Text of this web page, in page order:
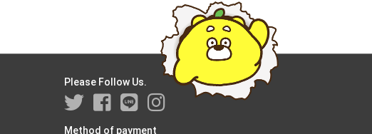
Please Follow Us.
Method of payment